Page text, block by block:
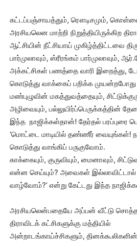
கட்டப்பஞ்சாயத்தும், ரௌடிசமும்,
அரசியலென மாற்றி நிறுத்தியிருக்கிற
ஆட்சியின் நீட்சியாய் முகிழ்த்திட்டவை
பார்முலாவும், ஸ்ரீரங்கம் பார்முலாவும்,
அக்கட்சிகள் பணத்தை வாரி இறைத்து,
கொடுத்து வாக்கைப் பறிக்க முயன்றபோது
மண்புழுவின் மகத்துவத்தையும்,
அழிவையும், பல்லுயிர்ப்பெருக்கத்தின்
இந்த நாஜிக்கள்தான்! தேர்தல் பரப்புரை
‘மொட்டை மாடியில் தண்ணீர் வையுங்கள்!
கொடுத்து வாங்கிப் பருகுவோம்.
காக்கையும், குருவியும், மைனாவும்,
என்ன செய்யும்? அவைகள் இல்லாவிட்டால்
வாழ்வோம்?’ என்று கேட்டது இந்த
அரசியலென்பதையே அப்பன் வீட்டு
திராவிடக் கட்சிகளுக்கு மத்தியில்
அன்றாடங்காய்ச்சிகளும்,